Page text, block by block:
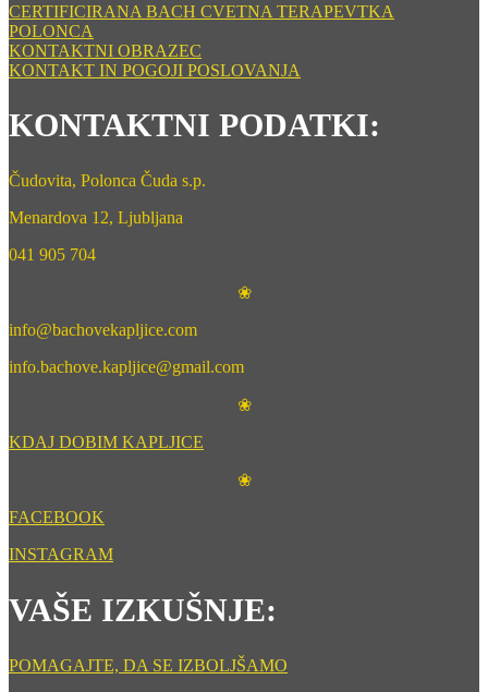
CERTIFICIRANA BACH CVETNA TERAPEVTKA
POLONCA
KONTAKTNI OBRAZEC
KONTAKT IN POGOJI POSLOVANJA
KONTAKTNI PODATKI:
Čudovita, Polonca Čuda s.p.
Menardova 12, Ljubljana
041 905 704
❀
info@bachovekapljice.com
info.bachove.kapljice@gmail.com
❀
KDAJ DOBIM KAPLJICE
❀
FACEBOOK
INSTAGRAM
VAŠE IZKUŠNJE:
POMAGAJTE, DA SE IZBOLJŠAMO